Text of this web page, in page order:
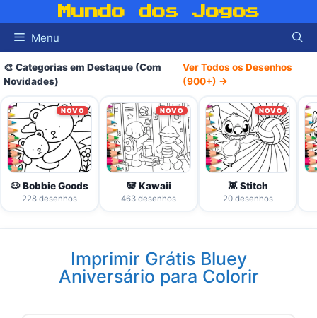
para
conteúdo
Mundo dos Jogos
Menu
🎨 Categorias em Destaque (Com
Novidades)
Ver Todos os Desenhos
(900+) →
NOVO
🐶 Bobbie Goods
228 desenhos
NOVO
🐼 Kawaii
463 desenhos
NOVO
👾 Stitch
20 desenhos
Imprimir Grátis Bluey
Aniversário para Colorir